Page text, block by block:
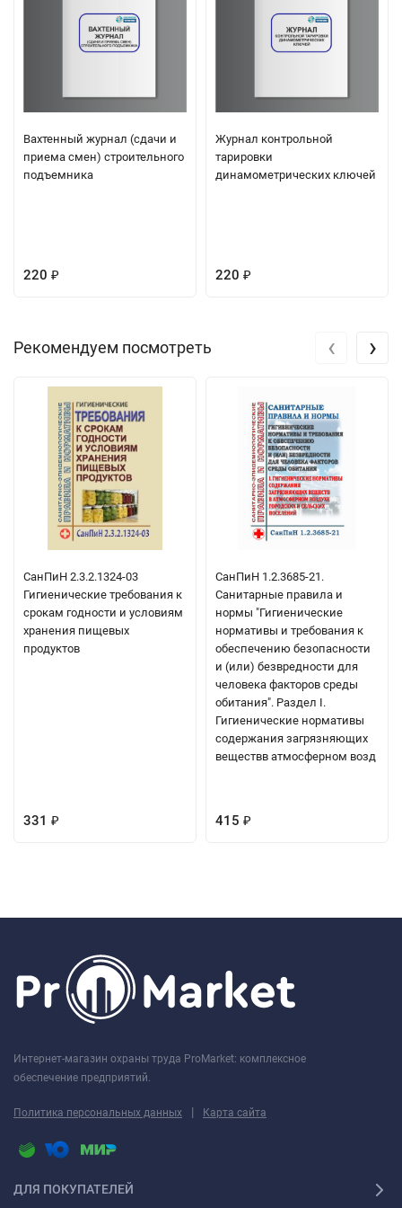
Вахтенный журнал (сдачи и
приема смен) строительного
подъемника
220 ₽
Журнал контрольной
тарировки
динамометрических ключей
220 ₽
Рекомендуем посмотреть
СанПиН 2.3.2.1324-03
Гигиенические требования к
срокам годности и условиям
хранения пищевых
продуктов
331 ₽
СанПиН 1.2.3685-21.
Санитарные правила и
нормы "Гигиенические
нормативы и требования к
обеспечению безопасности
и (или) безвредности для
человека факторов среды
обитания". Раздел I.
Гигиенические нормативы
содержания загрязняющих
веществв атмосферном возд
415 ₽
‹ ›
Интернет-магазин охраны труда ProMarket: комплексное
обеспечение предприятий.
Политика персональных данных | Карта сайта
ДЛЯ ПОКУПАТЕЛЕЙ